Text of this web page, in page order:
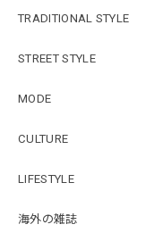
TRADITIONAL STYLE
STREET STYLE
MODE
CULTURE
LIFESTYLE
海外の雑誌